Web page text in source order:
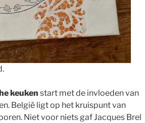
keuken start met de invloeden van
België ligt op het kruispunt van
Niet voor niets gaf Jacques Brel